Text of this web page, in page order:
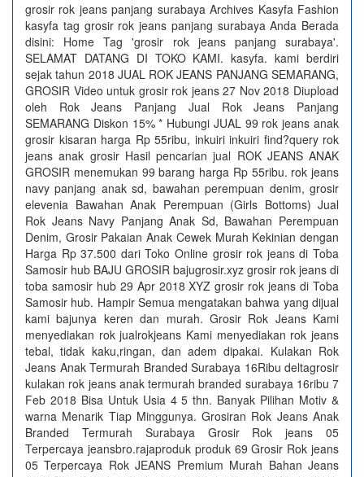
grosir rok jeans panjang surabaya Archives Kasyfa Fashion
kasyfa tag grosir rok jeans panjang surabaya Anda Berada
disini: Home Tag 'grosir rok jeans panjang surabaya'.
SELAMAT DATANG DI TOKO KAMI. kasyfa. kami berdiri
sejak tahun 2018 JUAL ROK JEANS PANJANG SEMARANG,
GROSIR Video untuk grosir rok jeans 27 Nov 2018 Diupload
oleh Rok Jeans Panjang Jual Rok Jeans Panjang
SEMARANG Diskon 15% * Hubungi JUAL 99 rok jeans anak
grosir kisaran harga Rp 55ribu, inkuiri inkuiri find?query rok
jeans anak grosir Hasil pencarian jual ROK JEANS ANAK
GROSIR menemukan 99 barang harga Rp 55ribu. rok jeans
navy panjang anak sd, bawahan perempuan denim, grosir
elevenia Bawahan Anak Perempuan (Girls Bottoms) Jual
Rok Jeans Navy Panjang Anak Sd, Bawahan Perempuan
Denim, Grosir Pakaian Anak Cewek Murah Kekinian dengan
Harga Rp 37.500 dari Toko Online grosir rok jeans di Toba
Samosir hub BAJU GROSIR bajugrosir.xyz grosir rok jeans di
toba samosir hub 29 Apr 2018 XYZ grosir rok jeans di Toba
Samosir hub. Hampir Semua mengatakan bahwa yang dijual
kami bajunya keren dan murah. Grosir Rok Jeans Kami
menyediakan rok jualrokjeans Kami menyediakan rok jeans
tebal, tidak kaku,ringan, dan adem dipakai. Kulakan Rok
Jeans Anak Termurah Branded Surabaya 16Ribu deltagrosir
kulakan rok jeans anak termurah branded surabaya 16ribu 7
Feb 2018 Bisa Untuk Usia 4 5 thn. Banyak Pilihan Motiv &
warna Menarik Tiap Minggunya. Grosiran Rok Jeans Anak
Branded Termurah Surabaya Grosir Rok jeans 05
Terpercaya jeansbro.rajaproduk produk 69 Grosir Rok jeans
05 Terpercaya Rok JEANS Premium Murah Bahan Jeans